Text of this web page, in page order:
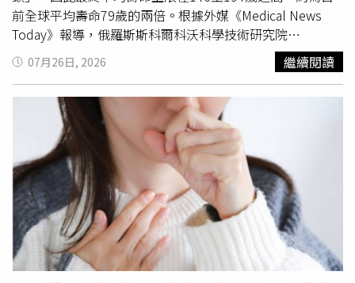
前全球平均壽命79歲的兩倍。根據外媒《Medical News
Today》報導，俄羅斯斯科爾科沃科學技術研究院
（Skolkovo Institute of Science and Technology）的一項
最新研究，發表於最新一期《NPJ 衰老》（NPJ Aging）期
刊。研究人員表示，長期以來，科學界持續探索造成人體衰
老的根本原因，並在近年歸納出包含 DNA 端粒縮短、蛋白
質維護失效以及線粒體功能障礙等12個衰老特徵。然而，不
同於部分理論上可透過醫療手段逆轉的衰老現象，人體在進
行細胞分裂時，體細胞（非生殖細胞）不可避免地會產生基
因碼變異，這種變異可能源於紫外線、菸害等外在環境刺
激，也可能隨機發生，並隨時間推移持續累積，進一步損害
細胞功能並顯著增加罹病風險。有學者指出，一名80歲長者
的典型細胞中往往帶有數千個體細胞突變，由於人體內部缺
乏修正已寫入基因組傷害的修復機制，這些累積的損傷將持
07月26日, 2026 繼續閱讀